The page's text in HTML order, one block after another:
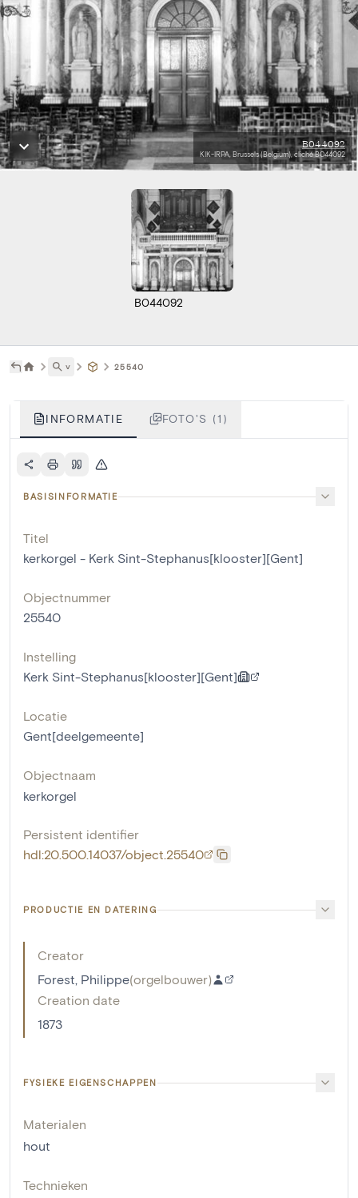
B044092
KIK-IRPA, Brussels (Belgium), cliché B044092
B044092
˅ 25540
INFORMATIE FOTO'S (1)
BASISINFORMATIE
Titel
kerkorgel - Kerk Sint-Stephanus[klooster][Gent]
Objectnummer
25540
Instelling
Kerk Sint-Stephanus[klooster][Gent]
Locatie
Gent[deelgemeente]
Objectnaam
kerkorgel
Persistent identifier
hdl:20.500.14037/object.25540
PRODUCTIE EN DATERING
Creator
Forest, Philippe(orgelbouwer)
Creation date
1873
FYSIEKE EIGENSCHAPPEN
Materialen
hout
Technieken